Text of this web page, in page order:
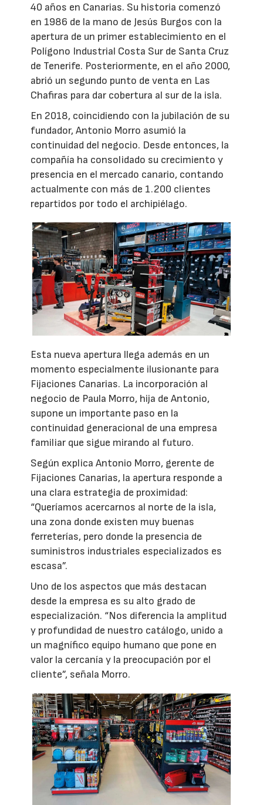
40 años en Canarias. Su historia comenzó
en 1986 de la mano de Jesús Burgos con la
apertura de un primer establecimiento en el
Polígono Industrial Costa Sur de Santa Cruz
de Tenerife. Posteriormente, en el año 2000,
abrió un segundo punto de venta en Las
Chafiras para dar cobertura al sur de la isla.
En 2018, coincidiendo con la jubilación de su
fundador, Antonio Morro asumió la
continuidad del negocio. Desde entonces, la
compañía ha consolidado su crecimiento y
presencia en el mercado canario, contando
actualmente con más de 1.200 clientes
repartidos por todo el archipiélago.
Esta nueva apertura llega además en un
momento especialmente ilusionante para
Fijaciones Canarias. La incorporación al
negocio de Paula Morro, hija de Antonio,
supone un importante paso en la
continuidad generacional de una empresa
familiar que sigue mirando al futuro.
Según explica Antonio Morro, gerente de
Fijaciones Canarias, la apertura responde a
una clara estrategia de proximidad:
“Queríamos acercarnos al norte de la isla,
una zona donde existen muy buenas
ferreterías, pero donde la presencia de
suministros industriales especializados es
escasa”.
Uno de los aspectos que más destacan
desde la empresa es su alto grado de
especialización. “Nos diferencia la amplitud
y profundidad de nuestro catálogo, unido a
un magnífico equipo humano que pone en
valor la cercanía y la preocupación por el
cliente”, señala Morro.